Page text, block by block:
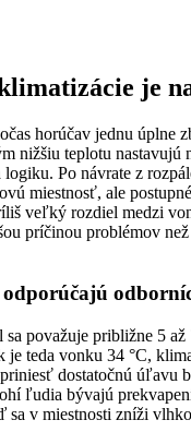
je
horúčav jednu úplne
nižšiu teplotu nastavujú
Po návrate z
miestnosť, ale
veľký rozdiel medzi
príčinou problémov než
považuje približne 5
je teda vonku 34 °C,
dostatočnú úľavu
ľudia bývajú
sa v miestnosti zníži